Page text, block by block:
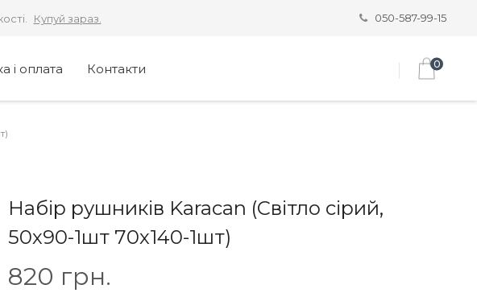
Купуй зараз. 050-587-99-15
і оплата Контакти 0
Набір рушників Karacan (Світло сірий,
50х90-1шт 70х140-1шт)
820 грн.